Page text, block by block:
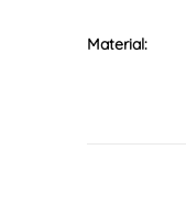
Material: